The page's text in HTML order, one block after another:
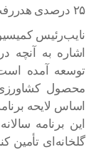
۲۵ درصدی هدررفت آب کشاورزی هستند.
نایب‌رئیس
اشاره به آنچه
محصول
اساس لایحه
گلخانه‌ای